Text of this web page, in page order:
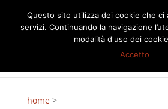
home>
Questo sito utilizza dei cookie che ci
servizi. Continuando la navigazione
modalità d'uso dei
Accetto